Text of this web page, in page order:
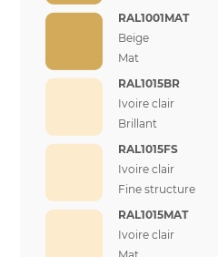
RAL1001MAT
Beige
Mat
RAL1015BR
Ivoire clair
Brillant
RAL1015FS
Ivoire clair
Fine structure
RAL1015MAT
Ivoire clair